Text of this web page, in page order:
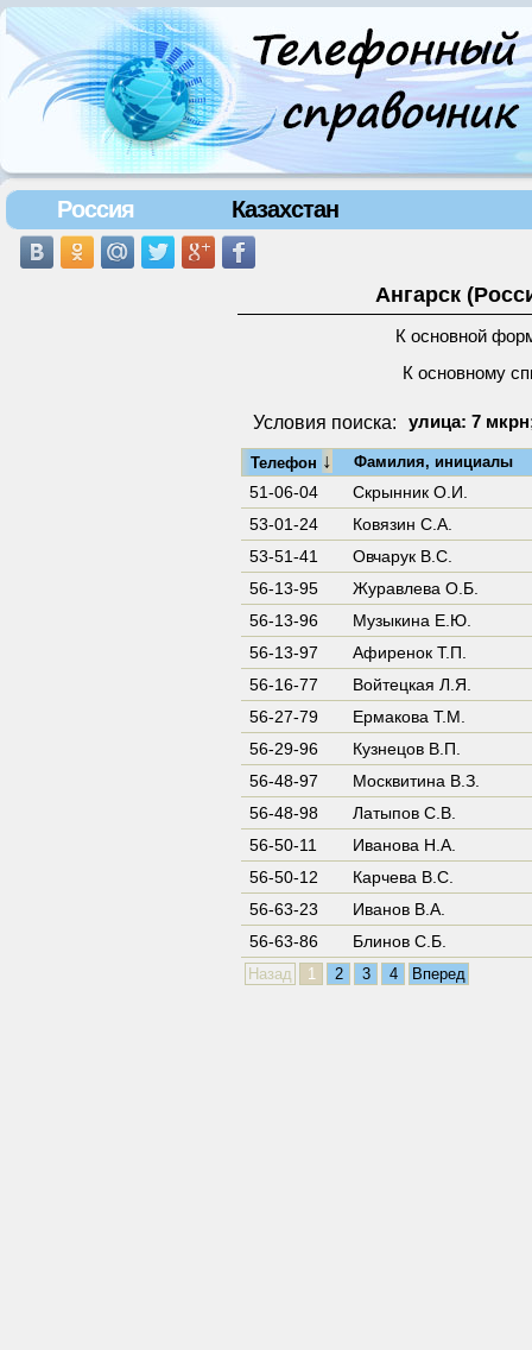
Россия Казахстан
Ангарск
К основной
К основному
Условия поиска: улица: 7
Телефон ↓ Фамилия, инициалы
51-06-04
Скрынник О.И.
53-01-24
Ковязин С.А.
53-51-41
Овчарук В.С.
56-13-95
Журавлева О.Б.
56-13-96
Музыкина Е.Ю.
56-13-97
Афиренок Т.П.
56-16-77
Войтецкая Л.Я.
56-27-79
Ермакова Т.М.
56-29-96
Кузнецов В.П.
56-48-97
Москвитина В.З.
56-48-98
Латыпов С.В.
56-50-11
Иванова Н.А.
56-50-12
Карчева В.С.
56-63-23
Иванов В.А.
56-63-86
Блинов С.Б.
Назад 1 2 3 4 Вперед